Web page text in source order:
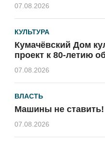
07.08.2026
КУЛЬТУРА
Кумачёвский Дом
проект к 80-летию
07.08.2026
ВЛАСТЬ
Машины не ставить!
07.08.2026